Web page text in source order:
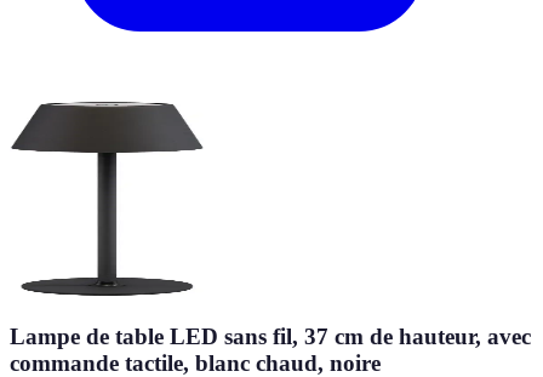
Lampe de table LED sans fil, 37 cm de hauteur, avec
commande tactile, blanc chaud, noire